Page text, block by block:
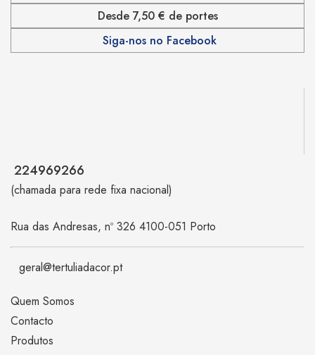
Desde 7,50 € de portes
Siga-nos no Facebook
224969266
(chamada para rede fixa nacional)
Rua das Andresas, nº 326 4100-051 Porto
geral@tertuliadacor.pt
Quem Somos
Contacto
Produtos